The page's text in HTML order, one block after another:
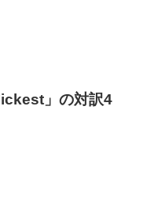
」の対訳4